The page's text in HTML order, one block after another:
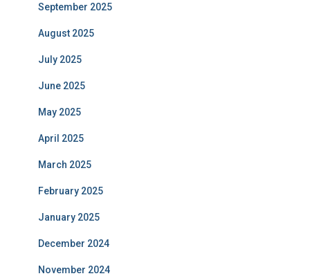
September 2025
August 2025
July 2025
June 2025
May 2025
April 2025
March 2025
February 2025
January 2025
December 2024
November 2024